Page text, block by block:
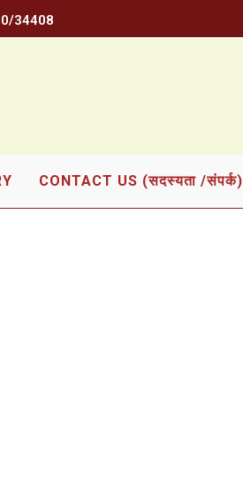
34408
CONTACT US (सदस्यता /संपर्क)